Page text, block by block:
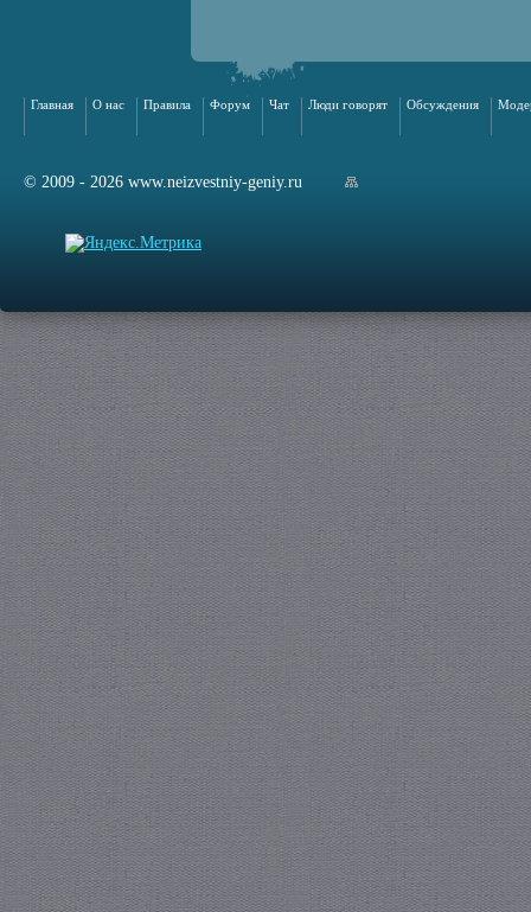
Главная О нас Правила Форум Чат Люди говорят Обсуждения
© 2009 - 2026 www.neizvestniy-geniy.ru
сайта